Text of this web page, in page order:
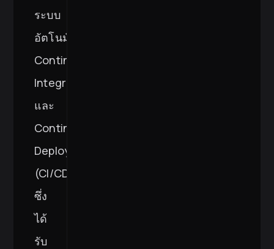
ระบบ
อัตโนมัติ
Continuous
Integration
และ
Continuous
Deployment
(CI/CD)
ซึ่ง
ได้
รับ